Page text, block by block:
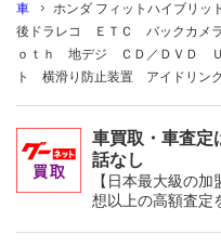
車
ホンダ フィットハイブリ
後ドラレコ ＥＴＣ バックカメ
ｏｔｈ 地デジ ＣＤ／ＤＶＤ
ト 横滑り防止装置 アイドリン
車買取・車査
話なし
【日本最大級の
想以上の高額査定